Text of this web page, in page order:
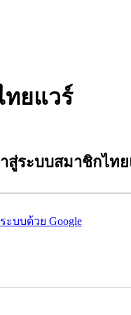
ทยแวร์
สู่ระบบสมาชิกไท
ะบบด้วย Google